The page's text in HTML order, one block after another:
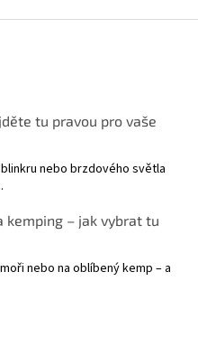
tu pravou pro vaše
nebo brzdového světla
kemping – jak vybrat tu
nebo na oblíbený kemp – a